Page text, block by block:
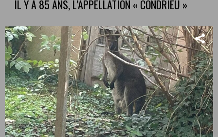
IL Y A 85 ANS, L’APPELLATION « CONDRIEU »